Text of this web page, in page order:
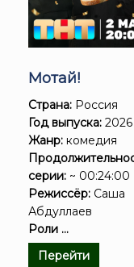
Мотай!
Страна: Россия
Год выпуска: 2026
Жанр: комедия
серии: ~ 00:24:00
Режиссёр: Саша
Абдуллаев
Роли ...
Перейти